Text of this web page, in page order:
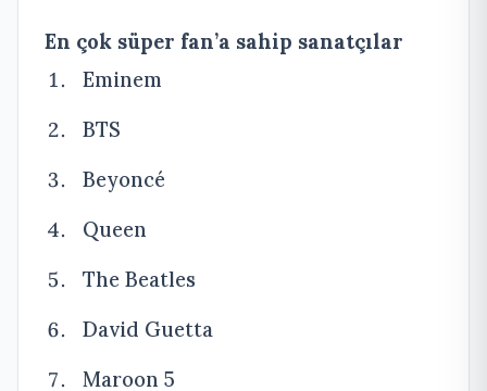
En çok süper fan’a sahip sanatçılar
Eminem
BTS
Beyoncé
Queen
The Beatles
David Guetta
Maroon 5